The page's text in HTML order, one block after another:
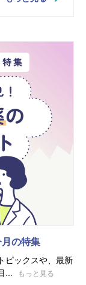
の特集
ピックスや、最新
...
もっと見る